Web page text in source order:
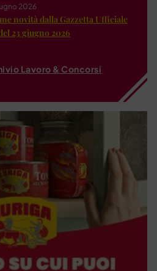
2026
novità dalla Gazzetta Ufficiale
23 giugno 2026
Lavoro & Concorsi